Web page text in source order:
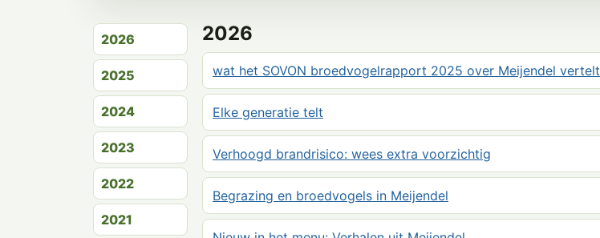
2026
2025
2024
2023
2022
2021
2026
wat het SOVON broedvogelrapport 2025 over Meijendel vertelt
Elke generatie telt
Verhoogd brandrisico: wees extra voorzichtig
Begrazing en broedvogels in Meijendel